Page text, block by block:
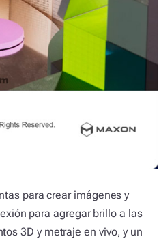
para crear imágenes y
para agregar brillo a las
3D y metraje en vivo, y un